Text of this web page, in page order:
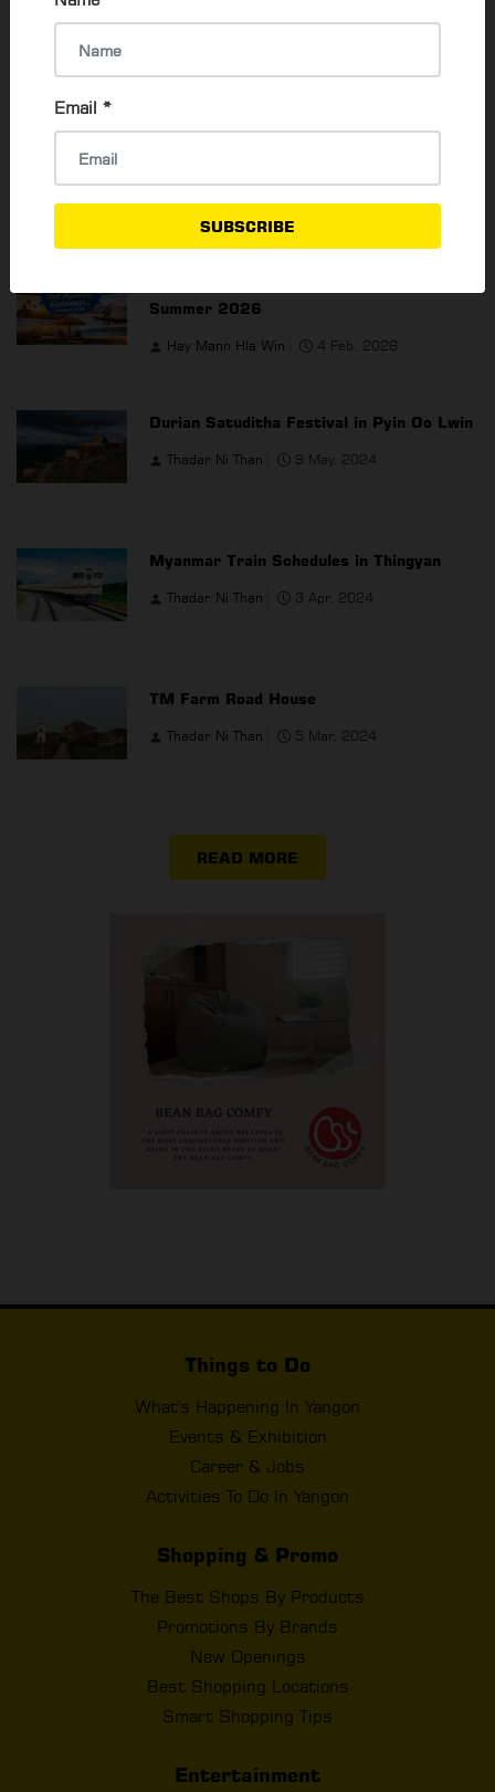
Email *
SUBSCRIBE
YOU MAY ALSO LIKE
Summer 2026
Hay Mann Hla Win 4 Feb, 2026
Durian Satuditha Festival in Pyin Oo Lwin
Thadar Ni Than 9 May, 2024
Myanmar Train Schedules in Thingyan
Thadar Ni Than 3 Apr, 2024
TM Farm Road House
Thadar Ni Than 5 Mar, 2024
READ MORE
Things to Do
What's Happening In Yangon
Events & Exhibition
Career & Jobs
Activities To Do In Yangon
Shopping & Promo
The Best Shops By Products
Promotions By Brands
New Openings
Best Shopping Locations
Smart Shopping Tips
Entertainment